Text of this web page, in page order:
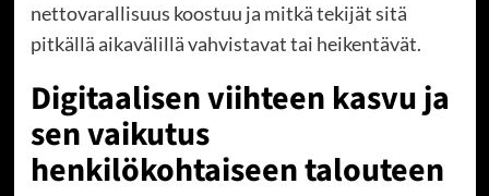
nettovarallisuus koostuu ja mitkä tekijät sitä
pitkällä aikavälillä vahvistavat tai heikentävät.
Digitaalisen viihteen kasvu ja
sen vaikutus
henkilökohtaiseen talouteen